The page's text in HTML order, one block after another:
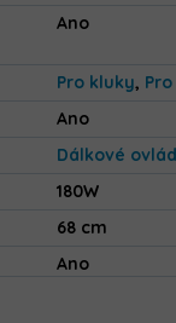
Ano
Pro kluky,
Ano
Dálkové
180W
68 cm
Ano